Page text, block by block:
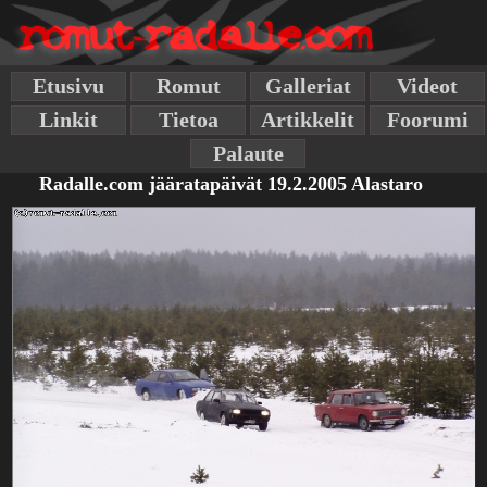
Etusivu Romut Galleriat
Videot
Linkit
Tietoa Artikkelit
Foorumi
Palaute
Radalle.com jääratapäivät 19.2.2005 Alastaro